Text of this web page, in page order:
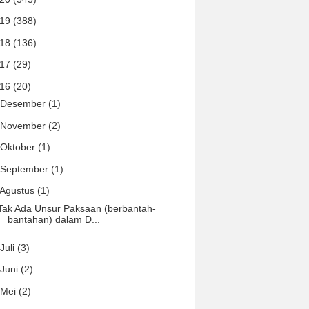
(388)
(136)
(29)
(20)
Desember (1)
November (2)
Oktober (1)
September (1)
Agustus (1)
Ada Unsur Paksaan (berbantah-
bantahan) dalam D...
Juli (3)
Juni (2)
Mei (2)